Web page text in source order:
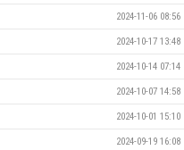
2024-11-06 08:56
2024-10-17 13:48
2024-10-14 07:14
2024-10-07 14:58
2024-10-01 15:10
2024-09-19 16:08